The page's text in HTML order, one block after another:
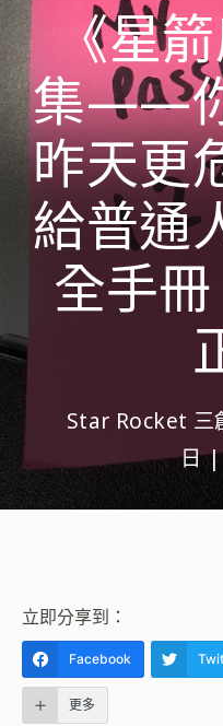
《星
集——
昨天更
給普通
全手
Star Rocket 三
日
立即分享到：
Facebook
更多